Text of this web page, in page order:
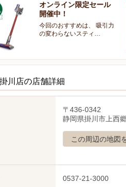
オンライン限定セール
開催中！
今回のおすすめは、 吸引力
の変わらないスティ…
川店の店舗詳細
〒436-0342
静岡県掛川市上西
この周辺の地図
0537-21-3000